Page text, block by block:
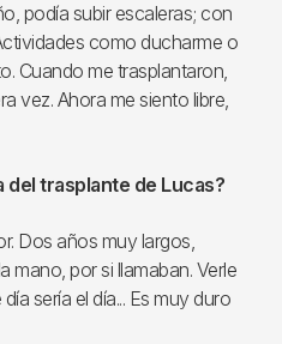
podía subir escaleras; con
como ducharme o
Cuando me trasplantaron,
vez. Ahora me siento libre,
del trasplante de Lucas?
Dos años muy largos,
mano, por si llamaban. Verle
sería el día... Es muy duro